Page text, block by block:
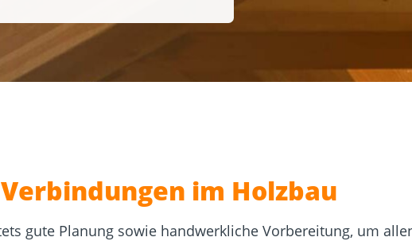
im Holzbau
gute Planung sowie handwerkliche Vorbereitung, um